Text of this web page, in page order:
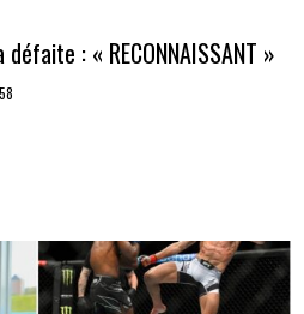
: « RECONNAISSANT »